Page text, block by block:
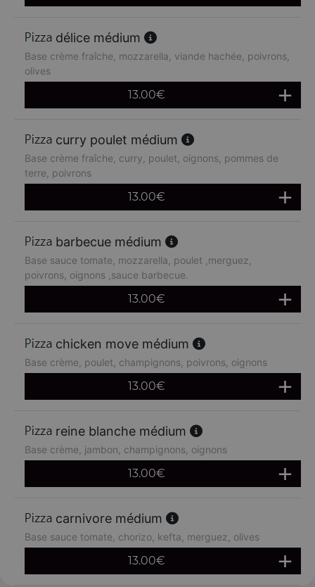
délice médium
Base crème fraîche, mozzarella, viande hachée, poivrons,
olives
13.00€
curry poulet médium
Base crème fraîche, curry, poulet, oignons, pommes de
terre, poivrons
13.00€
barbecue médium
Base sauce tomate, mozzarella, poulet ,merguez,
poivrons, oignons ,sauce barbecue.
13.00€
chicken move médium
Base crème, poulet, champignons, poivrons, oignons
13.00€
reine blanche médium
Base crème, jambon, champignons, oignons
13.00€
carnivore médium
Base sauce tomate, chorizo, kefta, merguez, olives
13.00€